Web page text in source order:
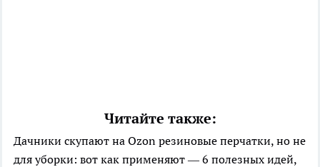
Читайте также:
Дачники скупают на Ozon резиновые перчатки, но не
для уборки: вот как применяют — 6 полезных идей,